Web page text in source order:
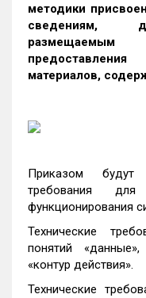
методики
сведениям,
материалов,
Приказом
требования для
функционирования
Технические
понятий
«контур действия».
Технические